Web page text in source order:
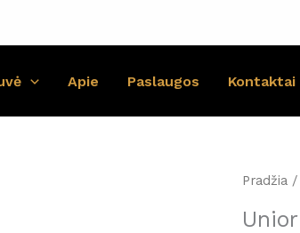
Apie Paslaugos Kontaktai
Pradžia /